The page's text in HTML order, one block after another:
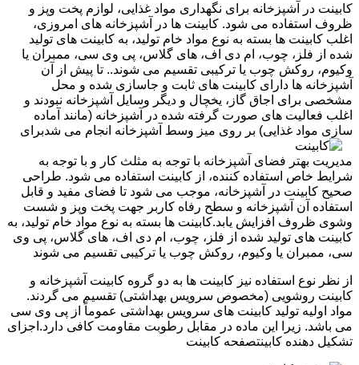
کابینت در آشپزخانه برای نگهداری مواد غذایی، لوازم پخت وپز و
ظروف استفاده می شود. کابینت ها در آشپزخانه های امروزی،
اغلب کابینت ها بسته به نوع مواد خام تولید، به کابینت های تولید
شده از فلز، چوب، ام دی اف، های گلاس، پی وی سی، ممبران یا
وکیوم، روکش چوب یا ترکیبی تقسیم می شوند.. تا پیش از آن
آشپزخانه ها دارای کابینت های ثابت و جاسازی شده و محل
مشخصی برای اجاق گاز، یخچال و دیگر وسایل آشپزخانه نبودند و
اغلب فعالیت های صورت گرفته شده در آشپزخانه (مانند آماده
سازی مواد غذایی) بر روی میز وسط آشپزخانه انجام می شدبرای
مدیریت بهتر فضای آشپزخانه با توجه به مثلث کار و با توجه به
شرایط خاص استفاده کننده، از کابینت استفاده می شود. طراحی
صحیح کابینت در آشپزخانه، موجب می شود تا فضای مفید و قابل
استفاده آن آشپزخانه و سطح رفاه کاربر جهت پخت وپز و شست
وشوی ظروف افزایش یابد.کابینت ها بسته به نوع مواد خام تولید، به
کابینت های تولید شده از فلز، چوب، ام دی اف، های گلاس، پی وی
سی، ممبران یا وکیوم، روکش چوب یا ترکیبی تقسیم می شوند
از نظر نوع استفاده نیز کابینت ها به دو گروه کابینت آشپزخانه و
کابینت روشویی (مخصوص سرویس بهداشتی) تقسیم می گردند.
مواد اولیه تولید کابینت های سرویس بهداشتی عموماً از پی وی سی
می باشد. زیرا این ماده در مقابل رطوبت مقاومت کافی دارد.اجزای
تشکیل دهنده کابینتصفحه کابینت